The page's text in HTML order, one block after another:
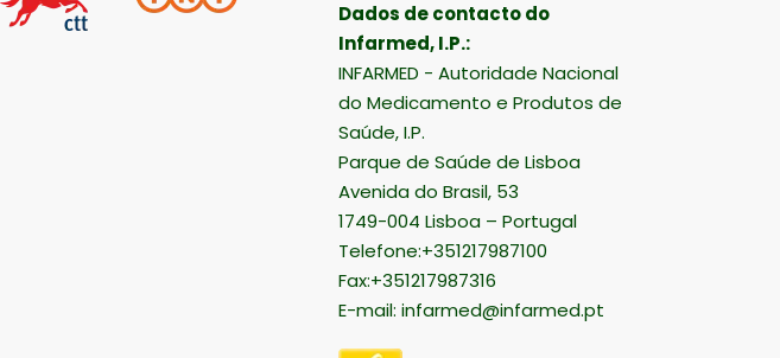
Dados de contacto do
Infarmed, I.P.:
INFARMED - Autoridade Nacional
do Medicamento e Produtos de
Saúde, I.P.
Parque de Saúde de Lisboa
Avenida do Brasil, 53
1749-004 Lisboa – Portugal
Telefone:+351217987100
Fax:+351217987316
E-mail: infarmed@infarmed.pt